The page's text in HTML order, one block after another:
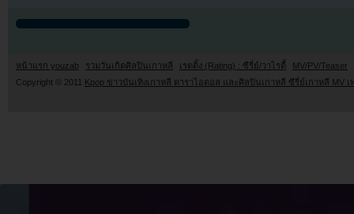
หน้าแรก youzab รวมวันเกิดศิลปินเกาหลี เรตติ้ง (Rating) : ซีรี่ย์/วาไรตี้
MV/PV/Teaser
Copyright © 2011 Kpop ข่าวบันเทิงเกาหลี ดาราไอดอล และศิลปินเกาหลี ซีรี่ย์เกาหลี MV